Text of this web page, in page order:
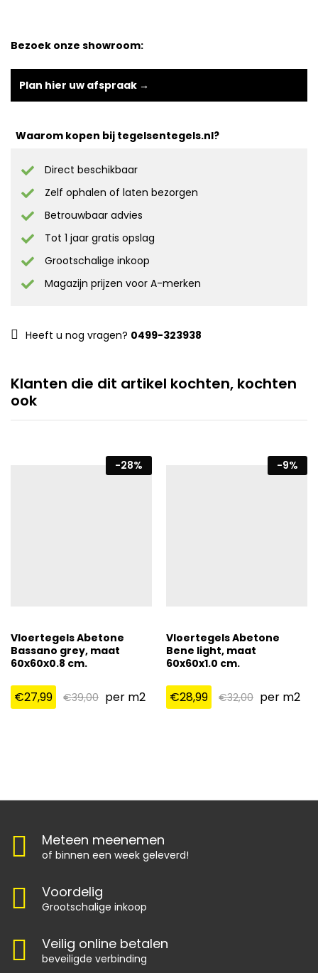
Bezoek onze showroom:
Plan hier uw afspraak →
Waarom kopen bij tegelsentegels.nl?
Direct beschikbaar
Zelf ophalen of laten bezorgen
Betrouwbaar advies
Tot 1 jaar gratis opslag
Grootschalige inkoop
Magazijn prijzen voor A-merken
Heeft u nog vragen? 0499-323938
Klanten die dit artikel kochten, kochten
ook
-28%
Vloertegels Abetone
Bassano grey, maat
60x60x0.8 cm.
€27,99 €39,00 per m2
-9%
Vloertegels Abetone
Bene light, maat
60x60x1.0 cm.
€28,99 €32,00 per m2
Meteen meenemen
of binnen een week geleverd!
Voordelig
Grootschalige inkoop
Veilig online betalen
beveiligde verbinding